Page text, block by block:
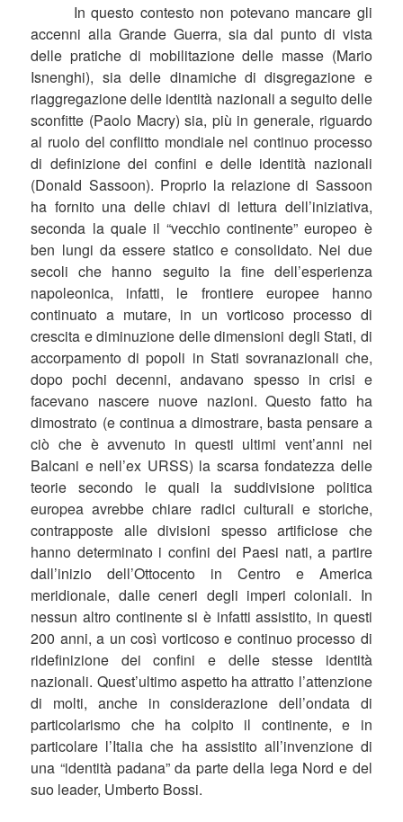
In questo contesto non potevano mancare gli
accenni alla Grande Guerra, sia dal punto di vista
delle pratiche di mobilitazione delle masse (Mario
Isnenghi), sia delle dinamiche di disgregazione e
riaggregazione delle identità nazionali a seguito delle
sconfitte (Paolo Macry) sia, più in generale, riguardo
al ruolo del conflitto mondiale nel continuo processo
di definizione dei confini e delle identità nazionali
(Donald Sassoon). Proprio la relazione di Sassoon
ha fornito una delle chiavi di lettura dell’iniziativa,
seconda la quale il “vecchio continente” europeo è
ben lungi da essere statico e consolidato. Nei due
secoli che hanno seguito la fine dell’esperienza
napoleonica, infatti, le frontiere europee hanno
continuato a mutare, in un vorticoso processo di
crescita e diminuzione delle dimensioni degli Stati, di
accorpamento di popoli in Stati sovranazionali che,
dopo pochi decenni, andavano spesso in crisi e
facevano nascere nuove nazioni. Questo fatto ha
dimostrato (e continua a dimostrare, basta pensare a
ciò che è avvenuto in questi ultimi vent’anni nei
Balcani e nell’ex URSS) la scarsa fondatezza delle
teorie secondo le quali la suddivisione politica
europea avrebbe chiare radici culturali e storiche,
contrapposte alle divisioni spesso artificiose che
hanno determinato i confini dei Paesi nati, a partire
dall’inizio dell’Ottocento in Centro e America
meridionale, dalle ceneri degli imperi coloniali. In
nessun altro continente si è infatti assistito, in questi
200 anni, a un così vorticoso e continuo processo di
ridefinizione dei confini e delle stesse identità
nazionali. Quest’ultimo aspetto ha attratto l’attenzione
di molti, anche in considerazione dell’ondata di
particolarismo che ha colpito il continente, e in
particolare l’Italia che ha assistito all’invenzione di
una “identità padana” da parte della lega Nord e del
suo leader, Umberto Bossi.